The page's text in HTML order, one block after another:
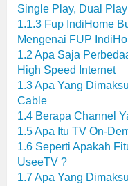
Single Play, Dual
1.1.3 Fup IndiHome
Mengenai FUP
1.2 Apa Saja
High Speed Internet
1.3Apa Yang
Cable
1.4 Berapa Channel
1.5Apa Itu TV On-
1.6 Seperti Apakah
UseeTV ?
1.7Apa Yang